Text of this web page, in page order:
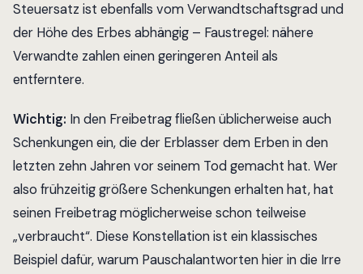
Steuersatz ist ebenfalls vom Verwandtschaftsgrad und
der Höhe des Erbes abhängig – Faustregel: nähere
Verwandte zahlen einen geringeren Anteil als
entferntere.
Wichtig: In den Freibetrag fließen üblicherweise auch
Schenkungen ein, die der Erblasser dem Erben in den
letzten zehn Jahren vor seinem Tod gemacht hat. Wer
also frühzeitig größere Schenkungen erhalten hat, hat
seinen Freibetrag möglicherweise schon teilweise
„verbraucht“. Diese Konstellation ist ein klassisches
Beispiel dafür, warum Pauschalantworten hier in die Irre